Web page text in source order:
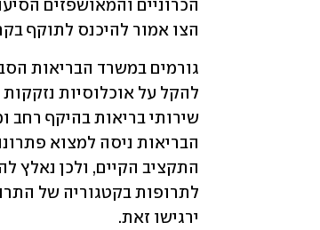
הצו אמור להיכנס לתוקף
ירגישו זאת.